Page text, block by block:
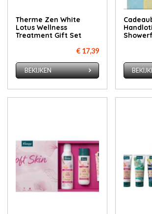
Therme Zen White
Lotus Wellness
Treatment Gift Set
€ 17,39
BEKIJKEN